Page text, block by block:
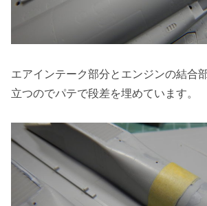
エアインテーク部分とエンジンの結合
立つのでパテで段差を埋めています。